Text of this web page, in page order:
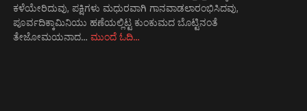
ಕಳೆಯೇರಿದುವು, ಪಕ್ಷಿಗಳು ಮಧುರವಾಗಿ ಗಾನವಾಡಲಾರಂಭಿಸಿದವು,
ಪೂರ್ವದಿಕ್ಕಾಮಿನಿಯು ಹಣೆಯಲ್ಲಿಟ್ಟ ಕುಂಕುಮದ ಬೊಟ್ಟಿನಂತೆ
ತೇಜೋಮಯನಾದ…ಮುಂದೆ ಓದಿ…